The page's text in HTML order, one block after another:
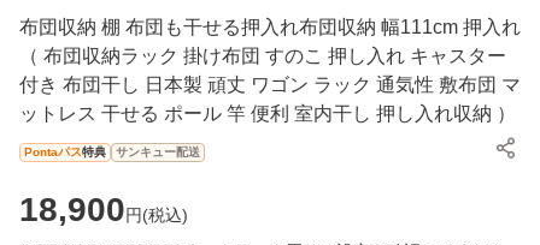
布団収納 棚 布団も干せる押入れ布団収納 幅111cm 押入れ
（ 布団収納ラック 掛け布団 すのこ 押し入れ キャスター
付き 布団干し 日本製 頑丈 ワゴン ラック 通気性 敷布団 マ
ットレス 干せる ポール 竿 便利 室内干し 押し入れ収納 ）
Pontaパス特典 サンキュー配送
18,900円(税込)